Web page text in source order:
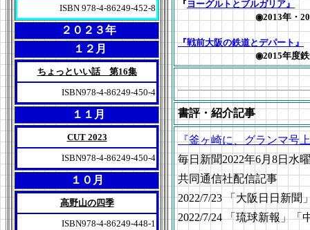
ISBN 978-4-86249-452-8
２０２３年
１２月
ちょっといい話 第16集
ISBN978-4-86249-450-4
１１月
CUT 2023
ISBN978-4-86249-450-4
１０月
高野山の四季
ISBN978-4-86249-448-1
『 ヨーグルトとブルガリア』
◉2013年・
『戦前大阪の鉄道とデパート』
◉2015年度
書評・紹介記事
『釜ヶ崎に、グランマ号
毎日新聞2022年6月8日水
共同通信社配信記事
2022/7/23 「大阪日日新聞
2022/7/24 「琉球新報」「